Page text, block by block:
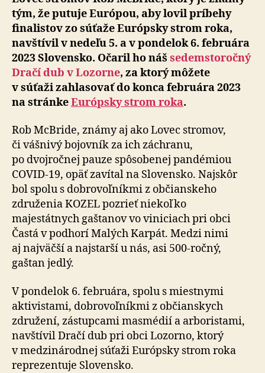
tým, že putuje Európou, aby lovil príbehy
finalistov zo súťaže Európsky strom roka,
navštívil v nedeľu 5. a v pondelok 6. februára
2023 Slovensko. Očaril ho náš sedemstoročný
Dračí dub v Lozorne, za ktorý môžete
v súťaži zahlasovať do konca februára 2023
na stránkeEurópsky strom roka.
Rob McBride, známy aj ako Lovec stromov,
či vášnivý bojovník za ich záchranu,
po dvojročnej pauze spôsobenej pandémiou
COVID-19, opäť zavítal na Slovensko. Najskôr
bol spolu s dobrovoľníkmi z občianskeho
združenia KOZEL pozrieť niekoľko
majestátnych gaštanov vo viniciach pri obci
Častá v podhorí Malých Karpát. Medzi nimi
aj najväčší a najstarší u nás, asi 500-ročný,
gaštan jedlý.
V pondelok 6. februára, spolu s miestnymi
aktivistami, dobrovoľníkmi z občianskych
združení, zástupcami masmédií a arboristami,
navštívil Dračí dub pri obci Lozorno, ktorý
v medzinárodnej súťaži Európsky strom roka
reprezentuje Slovensko.